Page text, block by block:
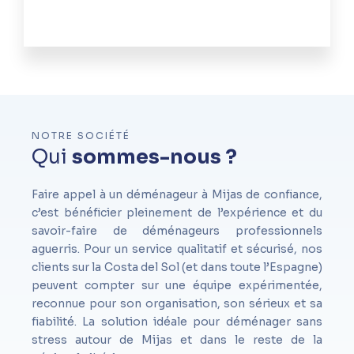
NOTRE SOCIÉTÉ
Qui sommes-nous ?
Faire appel à un déménageur à Mijas de confiance,
c’est bénéficier pleinement de l’expérience et du
savoir-faire de déménageurs professionnels
aguerris. Pour un service qualitatif et sécurisé, nos
clients sur la Costa del Sol (et dans toute l’Espagne)
peuvent compter sur une équipe expérimentée,
reconnue pour son organisation, son sérieux et sa
fiabilité. La solution idéale pour déménager sans
stress autour de Mijas et dans le reste de la